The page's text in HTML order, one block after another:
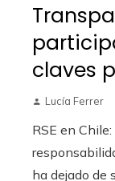
claves
Lucía Ferrer
RSE en
ha dejado de